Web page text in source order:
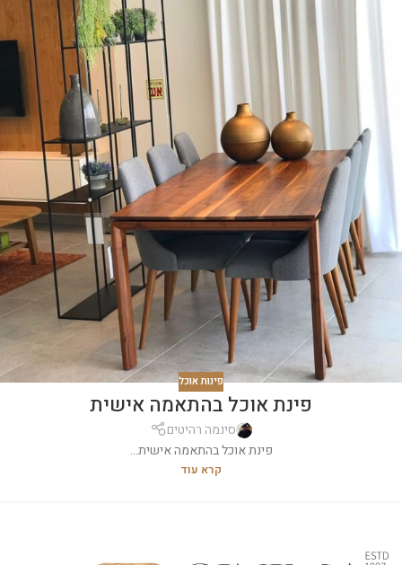
פינות אוכל
פינת אוכל בהתאמה אישית
סינמה רהיטים
פינת אוכל בהתאמה אישית...
קרא עוד